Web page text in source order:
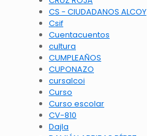
CS - CIUDADANOS ALCOY
Csif
Cuentacuentos
cultura
CUMPLEAÑOS
CUPONAZO
cursalcoi
Curso
Curso escolar
CV-810
Dajla